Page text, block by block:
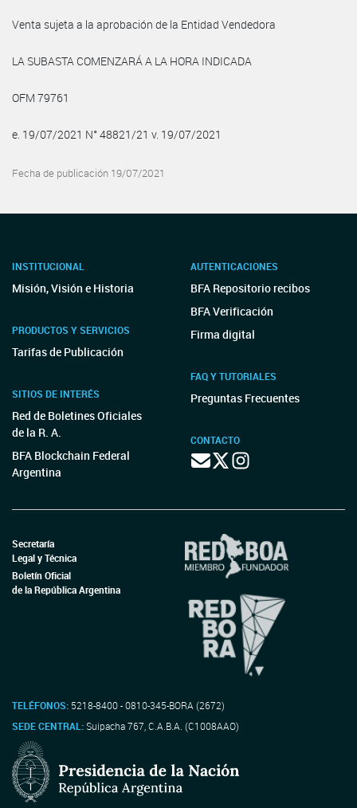
Venta sujeta a la aprobación de la Entidad Vendedora
LA SUBASTA COMENZARÁ A LA HORA INDICADA
OFM 79761
e. 19/07/2021 N° 48821/21 v. 19/07/2021
Fecha de publicación 19/07/2021
INSTITUCIONAL
Misión, Visión e Historia
PRODUCTOS Y SERVICIOS
Tarifas de Publicación
SITIOS DE INTERÉS
Red de Boletines Oficiales
de la R. A.
BFA Blockchain Federal
Argentina
AUTENTICACIONES
BFA Repositorio recibos
BFA Verificación
Firma digital
FAQ Y TUTORIALES
Preguntas Frecuentes
CONTACTO
Secretaría
Legal y Técnica
Boletín Oficial
de la República Argentina
TELÉFONOS: 5218-8400 - 0810-345-BORA (2672)
SEDE CENTRAL:Suipacha 767, C.A.B.A. (C1008AAO)